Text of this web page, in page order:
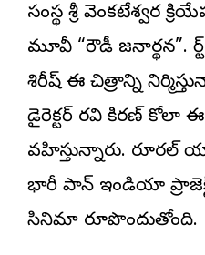
సంస్థ శ్రీ వెంకటేశ్వర
మూవీ “రౌడీ జనార్థన”.
శిరీష్ ఈ చిత్రాన్ని
డైరెక్టర్ రవి కిరణ్ కోలా
వహిస్తున్నారు. రూరల్
భారీ పాన్ ఇండియా
సినిమా రూపొందుతోంది.